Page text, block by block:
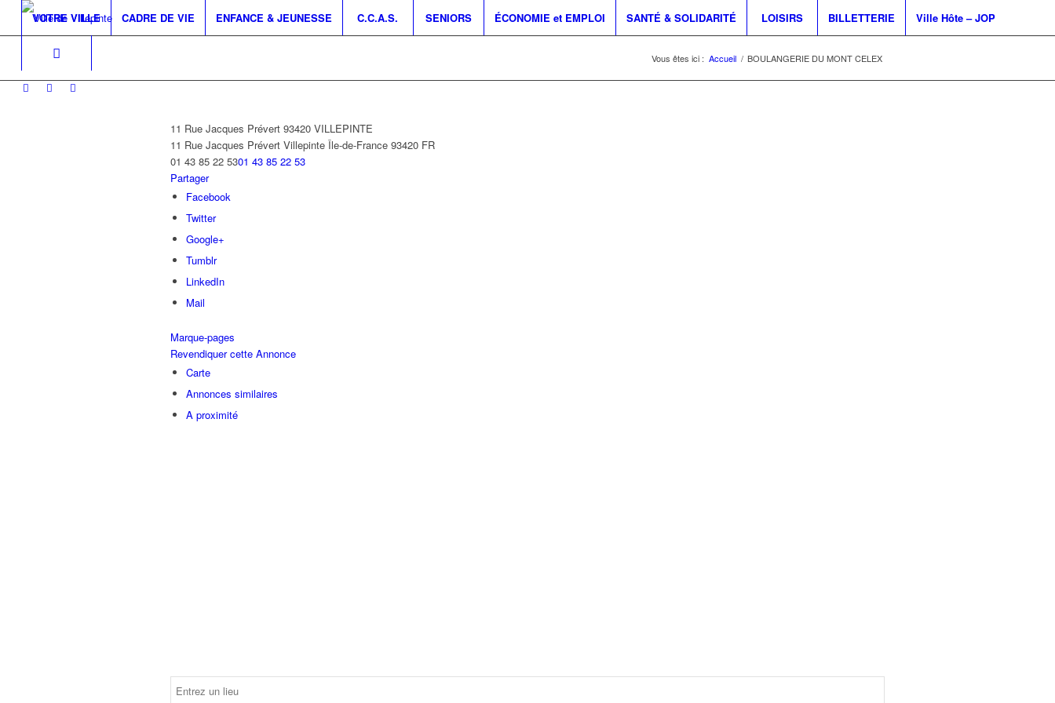
VOTRE VILLE CADRE DE VIE ENFANCE & JEUNESSE C.C.A.S. SENIORS ÉCONOMIE et EMPLOI SANTÉ & SOLIDARITÉ LOISIRS BILLETTERIE Ville Hôte – JOP
Vous êtes ici : Accueil / BOULANGERIE DU MONT CELEX
11 Rue Jacques Prévert 93420 VILLEPINTE
11 Rue Jacques Prévert Villepinte Île-de-France 93420 FR
01 43 85 22 5301 43 85 22 53
Partager
Facebook
Twitter
Google+
Tumblr
LinkedIn
Mail
Marque-pages
Revendiquer cette Annonce
Carte
Annonces similaires
A proximité